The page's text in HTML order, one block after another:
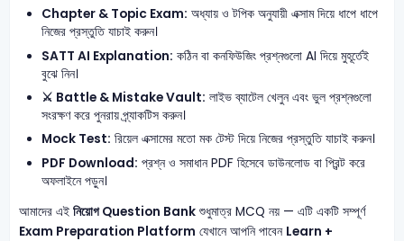
Chapter & Topic Exam: অধ্যায় ও টপিক অনুযায়ী এক্সাম দিয়ে ধাপে ধাপে
নিজের প্রস্তুতি যাচাই করুন।
SATT AI Explanation: কঠিন বা কনফিউজিং প্রশ্নগুলো AI দিয়ে মুহূর্তেই
বুঝে নিন।
⚔️ Battle & Mistake Vault: লাইভ ব্যাটেল খেলুন এবং ভুল প্রশ্নগুলো
সংরক্ষণ করে পুনরায় প্র্যাকটিস করুন।
Mock Test: রিয়েল এক্সামের মতো মক টেস্ট দিয়ে নিজের প্রস্তুতি যাচাই করুন।
PDF Download: প্রশ্ন ও সমাধান PDF হিসেবে ডাউনলোড বা প্রিন্ট করে
অফলাইনে পড়ুন।
আমাদের এই নিয়োগ Question Bankশুধুমাত্র MCQ নয় — এটি একটি সম্পূর্ণ
Exam Preparation Platform যেখানে আপনি পাবেন Learn +